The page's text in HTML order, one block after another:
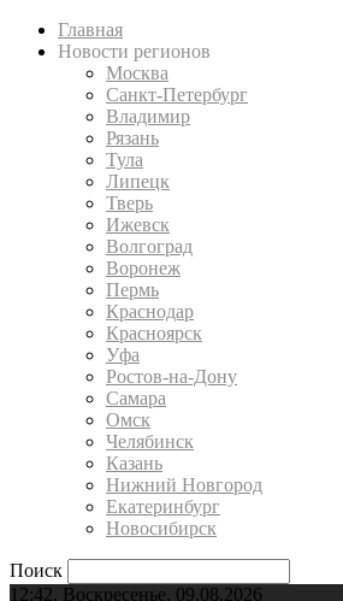
Главная
Новости регионов
Москва
Санкт-Петербург
Владимир
Рязань
Тула
Липецк
Тверь
Ижевск
Волгоград
Воронеж
Пермь
Краснодар
Красноярск
Уфа
Ростов-на-Дону
Самара
Омск
Челябинск
Казань
Нижний Новгород
Екатеринбург
Новосибирск
Поиск
12:42, Воскресенье, 09.08.2026